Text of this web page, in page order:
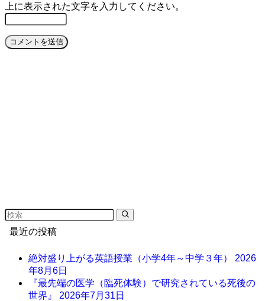
上に表示された文字を入力してください。
最近の投稿
絶対盛り上がる英語授業（小学4年～中学３年） 2026
年8月6日
『最先端の医学（臨死体験）で研究されている死後の
世界』 2026年7月31日